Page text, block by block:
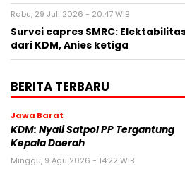
Rabu, 29 Juli 2026 - 20:47 WIB
Survei capres SMRC:
dari KDM, Anies ketiga
BERITA TERBARU
Jawa Barat
KDM: Nyali Satpol PP Tergantung
Kepala Daerah
Minggu, 9 Agu 2026 - 14:22 WIB